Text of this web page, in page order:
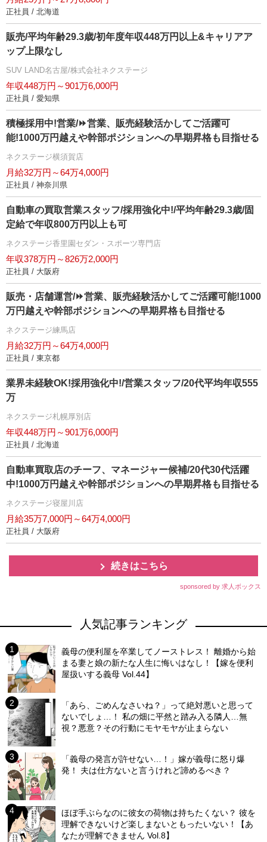
正社員 / 北海道
販売/平均年齢29.3歳/初年度年収448万円以上&キャリアア
ップ上限なし
SUV LAND名古屋/株式会社ネクステージ
年収448万円～901万6,000円
正社員 / 愛知県
積極採用中!営業/⏩️営業、販売経験活かしてご活躍可
能!1000万円越えや幹部ポジションへの早期昇格も目指せる
ネクステージ横須賀店
月給32万円～64万4,000円
正社員 / 神奈川県
自動車の買取営業スタッフ/採用強化中!/平均年齢29.3歳/固
定給で年収800万円以上も可
ネクステージ香里園セダン・スポーツ専門店
年収378万円～826万2,000円
正社員 / 大阪府
販売・店舗運営/⏩️営業、販売経験活かしてご活躍可能!1000
万円越えや幹部ポジションへの早期昇格も目指せる
ネクステージ練馬店
月給32万円～64万4,000円
正社員 / 東京都
業界未経験OK!採用強化中!/営業スタッフ/20代平均年収555
万
ネクステージ札幌厚別店
年収448万円～901万6,000円
正社員 / 北海道
自動車買取店のチーフ、マネージャー候補/20代30代活躍
中!1000万円越えや幹部ポジションへの早期昇格も目指せる
ネクステージ寝屋川店
月給35万7,000円～64万4,000円
正社員 / 大阪府
続きはこちら
sponsored by 求人ボックス
人気記事ランキング
義母の便利屋を卒業してノーストレス！ 離婚から始
まる妻と娘の新たな人生に悔いはなし！【嫁を便利
屋扱いする義母 Vol.44】
「あら、ごめんなさいね？」って絶対悪いと思って
ないでしょ…！ 私の畑に平然と踏み入る隣人…無
視？悪意？その行動にモヤモヤが止まらない
「義母の発言が許せない…！」嫁が義母に怒り爆
発！ 夫は仕方ないと言うけれど諦めるべき？
ほぼ手ぶらなのに彼女の荷物は持ちたくない？ 彼を
理解できないけど楽しまないともったいない！【あ
なたが理解できません Vol.8】